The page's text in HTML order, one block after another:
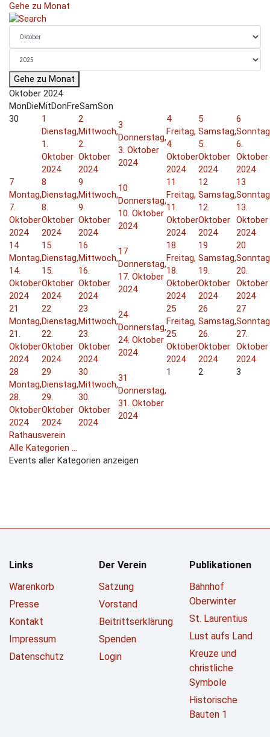
Gehe zu Monat
Gehe zu Monat
Oktober 2024
MonDieMitDonFreSamSon
30
1
Dienstag,
1.
Oktober
2024
2
Mittwoch,
2.
Oktober
2024
3
Donnerstag,
3. Oktober
2024
4
Freitag,
4.
Oktober
2024
5
Samstag,
5.
Oktober
2024
6
6.
Oktober
2024
7
Montag,
7.
Oktober
2024
8
Dienstag,
8.
Oktober
2024
9
Mittwoch,
9.
Oktober
2024
10
Donnerstag,
10. Oktober
2024
11
Freitag,
11.
Oktober
2024
12
Samstag,
12.
Oktober
2024
13
13.
Oktober
2024
14
Montag,
14.
Oktober
2024
15
Dienstag,
15.
Oktober
2024
16
Mittwoch,
16.
Oktober
2024
17
Donnerstag,
17. Oktober
2024
18
Freitag,
18.
Oktober
2024
19
Samstag,
19.
Oktober
2024
20
20.
Oktober
2024
21
Montag,
21.
Oktober
2024
22
Dienstag,
22.
Oktober
2024
23
Mittwoch,
23.
Oktober
2024
24
Donnerstag,
24. Oktober
2024
25
Freitag,
25.
Oktober
2024
26
Samstag,
26.
Oktober
2024
27
27.
Oktober
2024
28
Montag,
28.
Oktober
2024
29
Dienstag,
29.
Oktober
2024
30
Mittwoch,
30.
Oktober
2024
31
Donnerstag,
31. Oktober
2024
1 2 3
Rathausverein
Alle Kategorien ...
Events aller Kategorien anzeigen
Links
Warenkorb
Presse
Kontakt
Impressum
Datenschutz
Der Verein
Satzung
Vorstand
Beitrittserklärung
Spenden
Login
Publikationen
Bahnhof
Oberwinter
St. Laurentius
Lust aufs Land
Kreuze und
christliche
Symbole
Historische
Bauten 1